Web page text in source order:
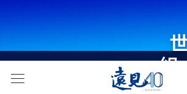
組